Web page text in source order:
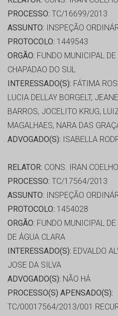
PROCESSO: TC/16699/2013
ASSUNTO: INSPEÇÃO
PROTOCOLO: 1449543
ORGÃO: FUNDO MUNICIPAL
CHAPADAO DO SUL
INTERESSADO(S): FÁTIMA
LUCIA DELLAY BORGELT,
BARROS, JOCELITO KRUG,
MAGALHAES, NARA DAS
ADVOGADO(S): ISABELLA
RELATOR: CONS. IRAN
PROCESSO: TC/17564/2013
ASSUNTO: INSPEÇÃO
PROTOCOLO: 1454028
ORGÃO: FUNDO MUNICIPAL
DE ÁGUA CLARA
INTERESSADO(S): EDVALDO
JOSE DA SILVA
ADVOGADO(S): NÃO HÁ
PROCESSO(S) APENSADO(S):
TC/00017564/2013/001